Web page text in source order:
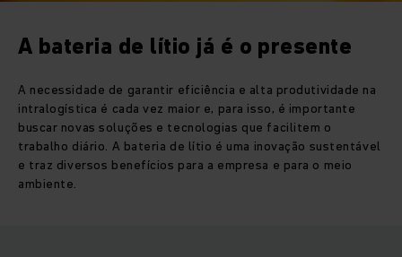
A bateria de lítio já é o presente
A necessidade de garantir eficiência e alta produtividade na
intralogística é cada vez maior e, para isso, é importante
buscar novas soluções e tecnologias que facilitem o
trabalho diário. A bateria de lítio é uma inovação sustentável
e traz diversos benefícios para a empresa e para o meio
ambiente.